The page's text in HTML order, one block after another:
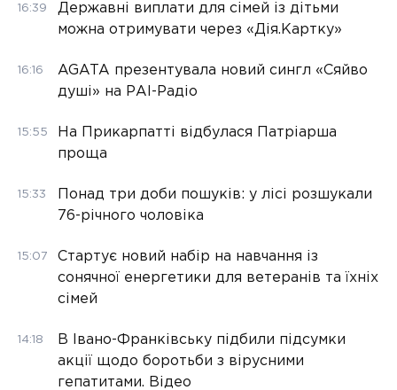
16:39
Державні виплати для сімей із дітьми
можна отримувати через «Дія.Картку»
16:16
AGATA презентувала новий сингл «Сяйво
душі» на РАІ-Радіо
15:55
На Прикарпатті відбулася Патріарша
проща
15:33
Понад три доби пошуків: у лісі розшукали
76-річного чоловіка
15:07
Стартує новий набір на навчання із
сонячної енергетики для ветеранів та їхніх
сімей
14:18
В Івано-Франківську підбили підсумки
акції щодо боротьби з вірусними
гепатитами. Відео